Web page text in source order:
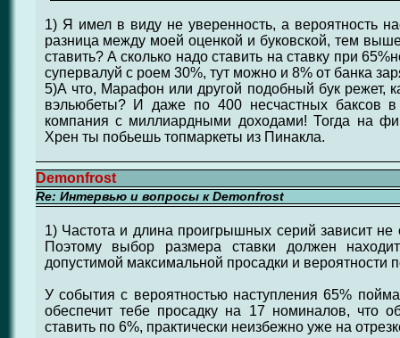
1) Я имел в виду не уверенность, а вероятность
разница между моей оценкой и буковской, тем
ставить? А сколько надо ставить на ставку при
супервалуй с роем 30%, тут можно и 8% от банка
5)А что, Марафон или другой подобный бук режет,
вэльюбеты? И даже по 400 несчастных баксов
компания с миллиардными доходами! Тогда на
Хрен ты побьешь топмаркеты из Пинакла.
Demonfrost
Re: Интервью и вопросы к Demonfrost
1) Частота и длина проигрышных серий зависит не
Поэтому выбор размера ставки должен
допустимой максимальной просадки и вероятности
У события с вероятностью наступления 65%
обеспечит тебе просадку на 17 номиналов, что
ставить по 6%, практически неизбежно уже на